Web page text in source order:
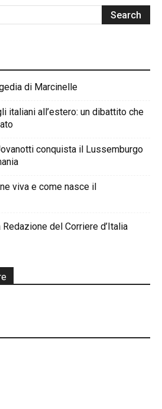
di Marcinelle
italiani all’estero: un dibattito che
conquista il Lussemburgo
viva e come nasce il
del Corriere d’Italia